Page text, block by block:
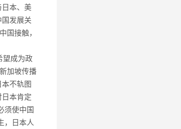
本、美
发展关
国接触，
望成为政
加坡传播
不轨图
本肯定
须使中国
，日本人